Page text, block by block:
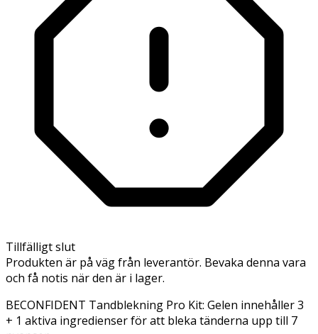
Tillfälligt slut
Produkten är på väg från leverantör. Bevaka denna vara
och få notis när den är i lager.
BECONFIDENT Tandblekning Pro Kit: Gelen innehåller 3
+ 1 aktiva ingredienser för att bleka tänderna upp till 7